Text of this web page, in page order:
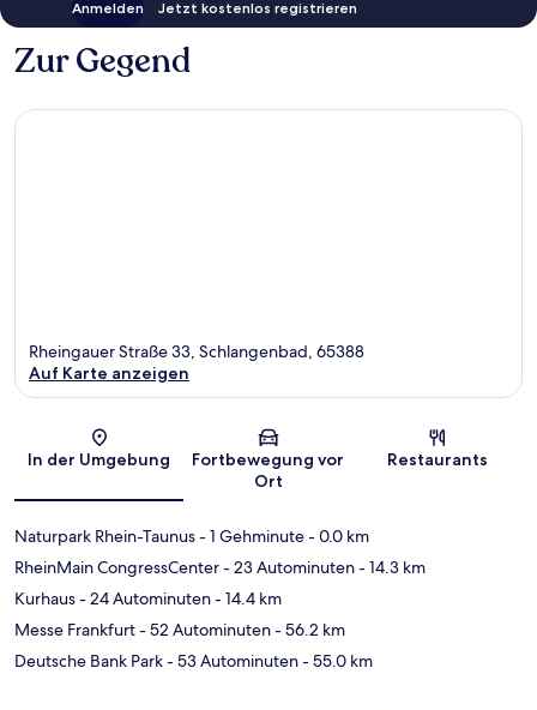
Anmelden Jetzt kostenlos registrieren
Zur Gegend
Karte
Rheingauer Straße 33, Schlangenbad, 65388
Auf Karte anzeigen
In der Umgebung
Fortbewegung vor
Ort
Restaurants
Naturpark Rhein-Taunus- 1 Gehminute- 0.0 km
RheinMain CongressCenter- 23 Autominuten- 14.3 km
Kurhaus- 24 Autominuten- 14.4 km
Messe Frankfurt- 52 Autominuten- 56.2 km
Deutsche Bank Park- 53 Autominuten- 55.0 km